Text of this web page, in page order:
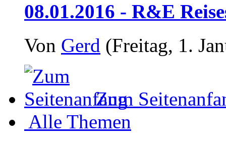
08.01.2016 - R&E
Von Gerd (Freitag, 1.
Zum
Alle Themen